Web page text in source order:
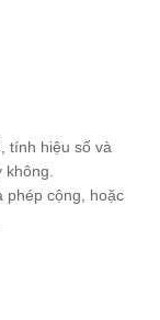
tính hiệu số và
không.
phép cộng, hoặc